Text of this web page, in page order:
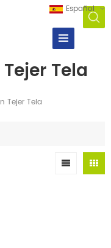
Español
Tela
Tejer Tela